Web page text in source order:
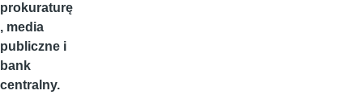
prokuraturę
, media
publiczne i
bank
centralny.